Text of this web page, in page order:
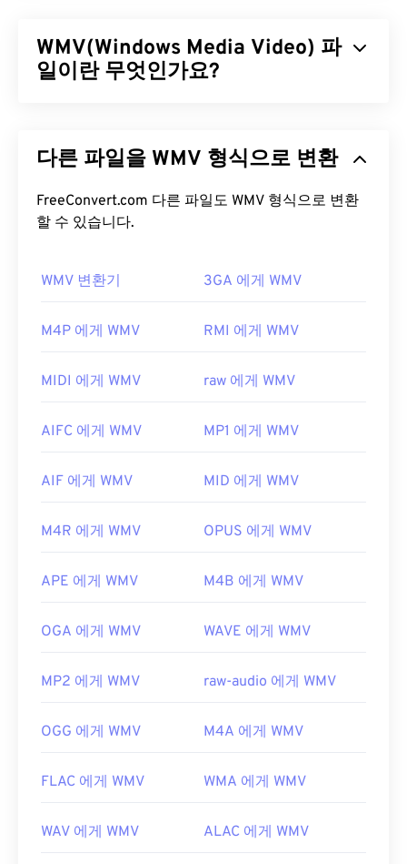
WMV(Windows Media Video) 파
일이란 무엇인가요?
축하여 비디오 화질을 유지하면서 관리하기 쉬운 파
라는 디지털 컨테이너 형식은 WMV 파일을 캡슐화하
는 경우가 많습니다.
WMV 파일을 어떻게 여나요?
열고 읽을 수 있습니다. WMV 파일을 여는 데 가장 좋
니다. Microsoft에서 WMV와 ASF를 개발했으며, 오
늘날 온라인에서 많은 비디오가 WMV 파일입니다.
어 파일을 재생할 수 있는 또 다른 신뢰할 수 있는 옵
WMV는 다른 비디오 파일 형식으로도 쉽게 변환할 수
다는 점을 명심하세요. 변환이 필요한 경우,
도구입니다.
최초 출시:1999년
https://en.wikipedia.org/wiki/고급_시스템_포맷
다른 파일을 WMV 형식으로 변환
FreeConvert.com 다른 파일도 WMV 형식으로 변환
할 수 있습니다.
WMV 변환기 3GA 에게 WMV
M4P 에게 WMV RMI 에게 WMV
MIDI 에게 WMV raw 에게 WMV
AIFC 에게 WMV MP1 에게 WMV
AIF 에게 WMV MID 에게 WMV
M4R 에게 WMV OPUS 에게 WMV
APE 에게 WMV M4B 에게 WMV
OGA 에게 WMV WAVE 에게 WMV
MP2 에게 WMV raw-audio 에게 WMV
OGG 에게 WMV M4A 에게 WMV
FLAC 에게 WMV WMA 에게 WMV
WAV 에게 WMV ALAC 에게 WMV